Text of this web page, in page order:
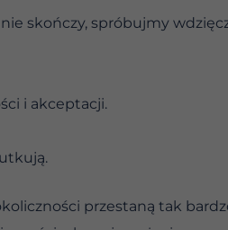
skończy, spróbujmy
i akceptacji.
przestaną tak